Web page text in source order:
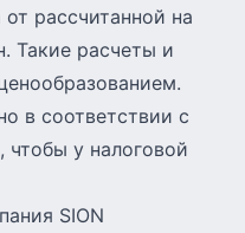
рассчитанной на
Такие расчеты и
в соответствии с
у налоговой
SION